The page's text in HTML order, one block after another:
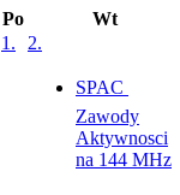
Po
Wt
1.
2.
SPAC 
Zawody
Aktywnosci
na 144 MHz